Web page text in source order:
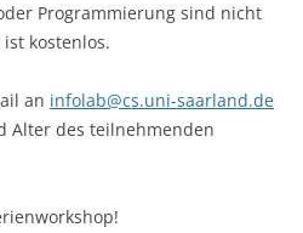
Programmierung sind nicht
kostenlos.
an infolab@cs.uni-saarland.de
Alter des teilnehmenden